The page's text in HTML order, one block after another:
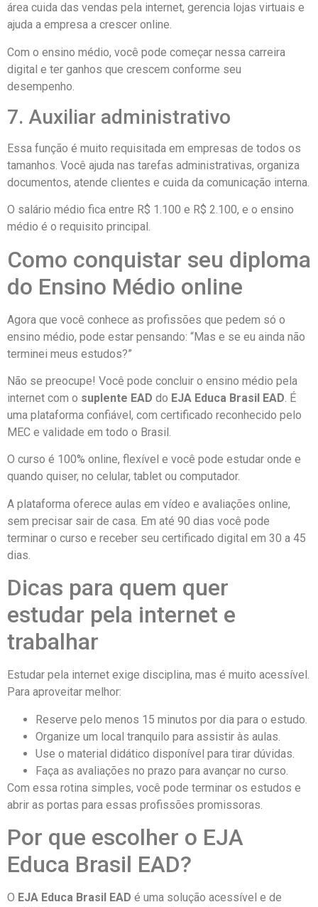
área cuida das vendas pela internet, gerencia lojas virtuais e
ajuda a empresa a crescer online.
Com o ensino médio, você pode começar nessa carreira
digital e ter ganhos que crescem conforme seu
desempenho.
7. Auxiliar administrativo
Essa função é muito requisitada em empresas de todos os
tamanhos. Você ajuda nas tarefas administrativas, organiza
documentos, atende clientes e cuida da comunicação interna.
O salário médio fica entre R$ 1.100 e R$ 2.100, e o ensino
médio é o requisito principal.
Como conquistar seu diploma
do Ensino Médio online
Agora que você conhece as profissões que pedem só o
ensino médio, pode estar pensando: “Mas e se eu ainda não
terminei meus estudos?”
Não se preocupe! Você pode concluir o ensino médio pela
internet com o suplente EAD do EJA Educa Brasil EAD. É
uma plataforma confiável, com certificado reconhecido pelo
MEC e validade em todo o Brasil.
O curso é 100% online, flexível e você pode estudar onde e
quando quiser, no celular, tablet ou computador.
A plataforma oferece aulas em vídeo e avaliações online,
sem precisar sair de casa. Em até 90 dias você pode
terminar o curso e receber seu certificado digital em 30 a 45
dias.
Dicas para quem quer
estudar pela internet e
trabalhar
Estudar pela internet exige disciplina, mas é muito acessível.
Para aproveitar melhor:
Reserve pelo menos 15 minutos por dia para o estudo.
Organize um local tranquilo para assistir às aulas.
Use o material didático disponível para tirar dúvidas.
Faça as avaliações no prazo para avançar no curso.
Com essa rotina simples, você pode terminar os estudos e
abrir as portas para essas profissões promissoras.
Por que escolher o EJA
Educa Brasil EAD?
O EJA Educa Brasil EAD é uma solução acessível e de